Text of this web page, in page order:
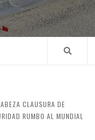
CLAUSURA DE
RUMBO AL MUNDIAL